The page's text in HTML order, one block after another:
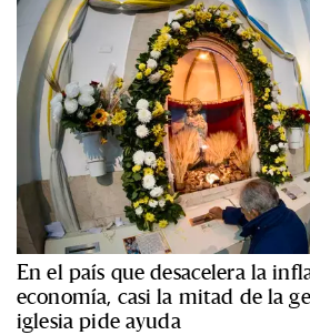
En el país que desacelera la
economía, casi la mitad de la
iglesia pide ayuda